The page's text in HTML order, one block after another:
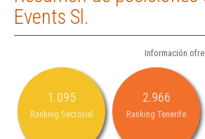
Events Sl.
Información
1.095
Ranking Sectorial
2.966
Ranking Tenerife